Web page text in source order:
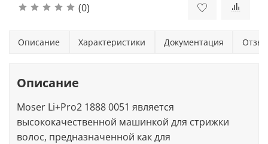
(0)
Описание Характеристики Документация
Описание
Moser Li+Pro2 1888 0051 является
высококачественной машинкой для стрижки
волос, предназначенной как для